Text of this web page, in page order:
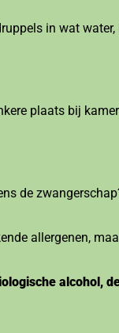
in wat
plaats bij
de
allergenen,
alcohol,